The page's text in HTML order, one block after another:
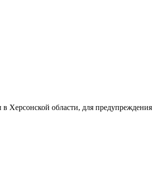
области, для